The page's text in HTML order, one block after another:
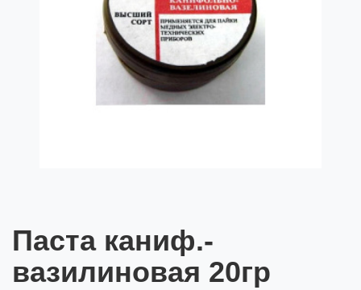
Паста каниф.-
вазилиновая 20гр